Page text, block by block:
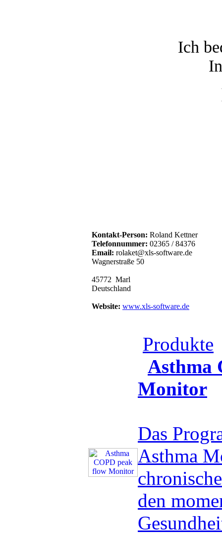
Ich
Kontakt-Person: Roland Kettner
Telefonnummer: 02365 / 84376
Email: rolaket@xls-software.de
Wagnerstraße 50
45772 Marl
Deutschland
Website: www.xls-software.de
Produkte
Asthma
Monitor
Das
Asthma
den